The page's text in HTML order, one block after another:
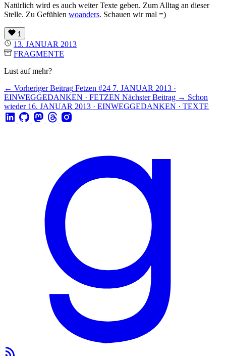
Natürlich wird es auch weiter Texte geben. Zum Alltag an dieser
Stelle. Zu Gefühlen woanders. Schauen wir mal =)
1
13. JANUAR 2013
FRAGMENTE
Lust auf mehr?
← Vorheriger Beitrag Fetzen #24 7. JANUAR 2013 ·
EINWEGGEDANKEN · FETZEN Nächster Beitrag → Schon
wieder 16. JANUAR 2013 · EINWEGGEDANKEN · TEXTE